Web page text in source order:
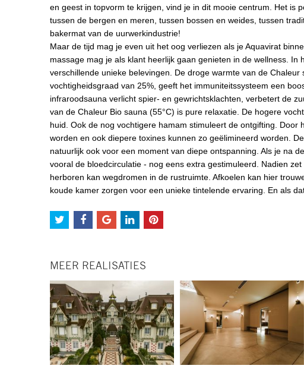
en geest in topvorm te krijgen, vind je in dit mooie centrum. Het is
tussen de bergen en meren, tussen bossen en weides, tussen
bakermat van de uurwerkindustrie!
Maar de tijd mag je even uit het oog verliezen als je Aquavirat
massage mag je als klant heerlijk gaan genieten in de wellness.
verschillende unieke belevingen. De droge warmte van de
vochtigheidsgraad van 25%, geeft het immuniteitssysteem een
infraroodsauna verlicht spier- en gewrichtsklachten, verbetert de
van de Chaleur Bio sauna (55°C) is pure relaxatie. De hogere
huid. Ook de nog vochtigere hamam stimuleert de ontgifting.
worden en ook diepere toxines kunnen zo geëlimineerd worden.
natuurlijk ook voor een moment van diepe ontspanning. Als je na
vooral de bloedcirculatie - nog eens extra gestimuleerd. Nadien
herboren kan wegdromen in de rustruimte. Afkoelen kan hier
koude kamer zorgen voor een unieke tintelende ervaring. En als
MEER REALISATIES